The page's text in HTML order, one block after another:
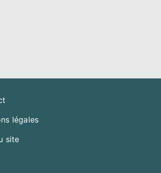
Pied de page
légales
site